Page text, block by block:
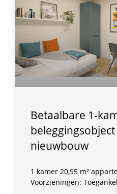
Betaalbare 1-
nieuwbouw
1 kamer 20,95 m²
Voorzieningen: